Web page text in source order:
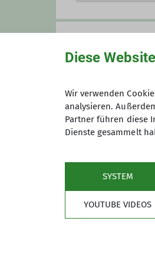
Vortraege
Preis
Diese
Wir verwenden
analysieren.
Partner führen diese
Dienste gesammelt
SYSTEM
YOUTUBE VIDEOS